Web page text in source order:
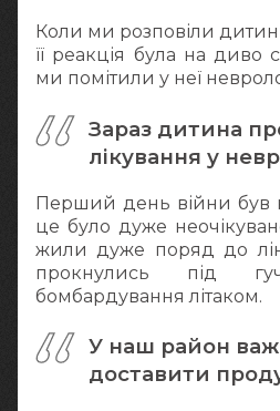
Коли ми розповіли
її реакція була на диво
ми помітили у неї
Зараз дитина
лікування у
Перший день війни був
це було дуже
жили дуже поряд до
прокнулись під
бомбардування літаком.
У наш район
доставити